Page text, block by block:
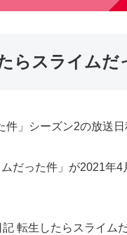
らスライムだ
」シーズン2の放送日
だった件」が2021年
転生したらスライム